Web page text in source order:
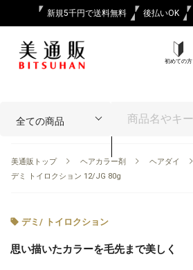
新規5千円で送料無料 後払いOK
初めての方
美通販トップ ヘアカラー剤 ヘアダイ
デミ トイロクション 12/JG 80g
デミ / トイロクション
思い描いたカラーを毛先まで美しく